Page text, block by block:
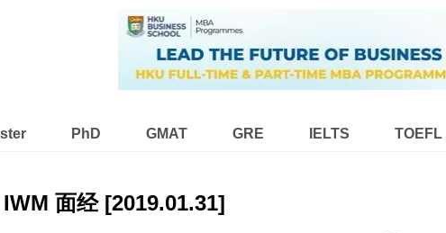
PhD GMAT GRE IELTS TOEFL
面经 [2019.01.31]